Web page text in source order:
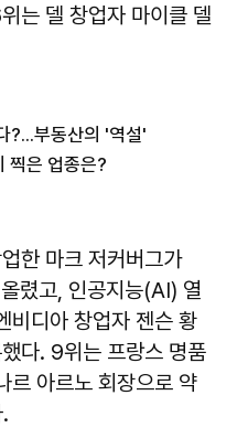
는 델 창업자 마이클 델
?...부동산의 '역설'
찍은 업종은?
한 마크 저커버그가
렸고, 인공지능(AI) 열
비디아 창업자 젠슨 황
다. 9위는 프랑스 명품
아르노 회장으로 약